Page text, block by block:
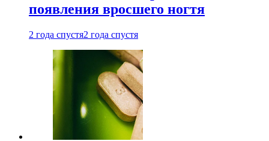
появления вросшего ногтя
2 года спустя2 года спустя